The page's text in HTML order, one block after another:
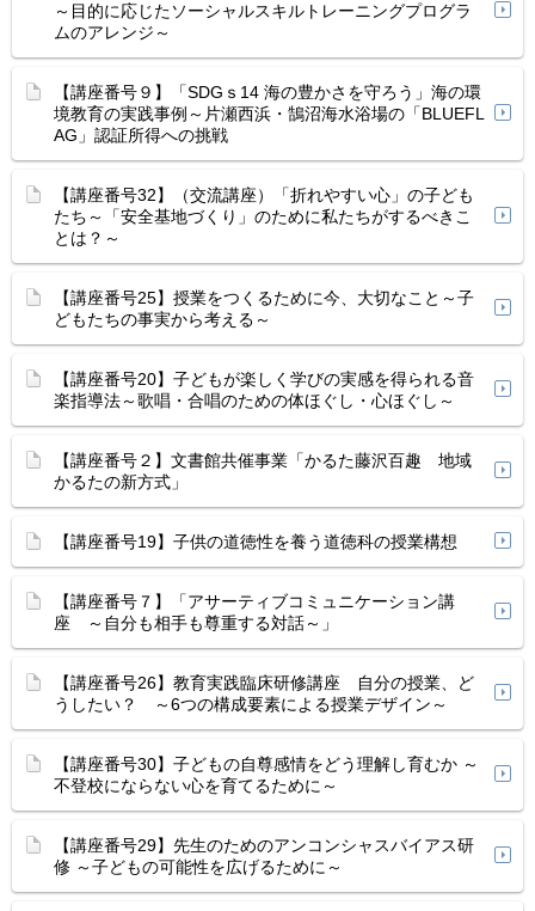
～目的に応じたソーシャルスキルトレーニングプログラ
ムのアレンジ～
【講座番号９】「SDGｓ14 海の豊かさを守ろう」海の環
境教育の実践事例～片瀬西浜・鵠沼海水浴場の「BLUEFL
AG」認証所得への挑戦
【講座番号32】（交流講座）「折れやすい心」の子ども
たち～「安全基地づくり」のために私たちがするべきこ
とは？～
【講座番号25】授業をつくるために今、大切なこと～子
どもたちの事実から考える～
【講座番号20】子どもが楽しく学びの実感を得られる音
楽指導法～歌唱・合唱のための体ほぐし・心ほぐし～
【講座番号２】文書館共催事業「かるた藤沢百趣 地域
かるたの新方式」
【講座番号19】子供の道徳性を養う道徳科の授業構想
【講座番号７】「アサーティブコミュニケーション講
座 ～自分も相手も尊重する対話～」
【講座番号26】教育実践臨床研修講座 自分の授業、ど
うしたい？ ～6つの構成要素による授業デザイン～
【講座番号30】子どもの自尊感情をどう理解し育むか ～
不登校にならない心を育てるために～
【講座番号29】先生のためのアンコンシャスバイアス研
修 ～子どもの可能性を広げるために～